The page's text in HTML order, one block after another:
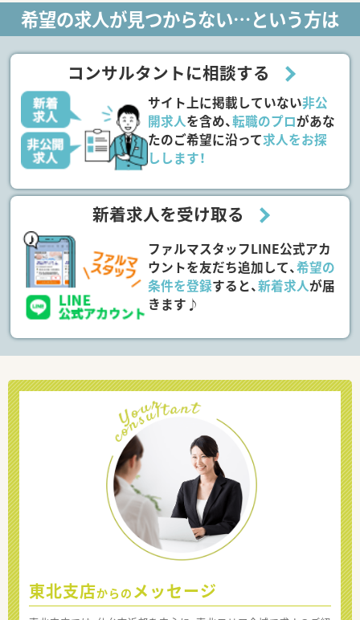
希望の求人が見つからない…という方は
コンサルタントに相談する
サイト上に掲載していない非公
開求人を含め、転職のプロがあな
たのご希望に沿って求人をお探
しします！
新着求人を受け取る
ファルマスタッフLINE公式アカ
ウントを友だち追加して、希望の
条件を登録すると、新着求人が届
きます♪
東北支店からの メッセージ